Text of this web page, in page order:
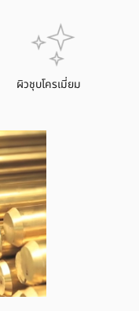
ผิวชุบโครเมี่ยม